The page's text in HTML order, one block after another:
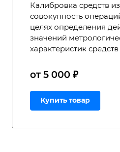
Калибровка средств
совокупность
целях определения
значений
характеристик
от 5 000 ₽
Купить товар